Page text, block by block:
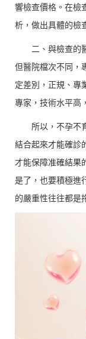
響檢查價格。在檢
析，做出具體的檢
二、與檢查的醫
但醫院檔次不同，
定差別，正規、專
專家，技術水平高
所以，不孕不育
結合起來才能確診
才能保障准確結果
是了，也要積極進
的嚴重性往往都是